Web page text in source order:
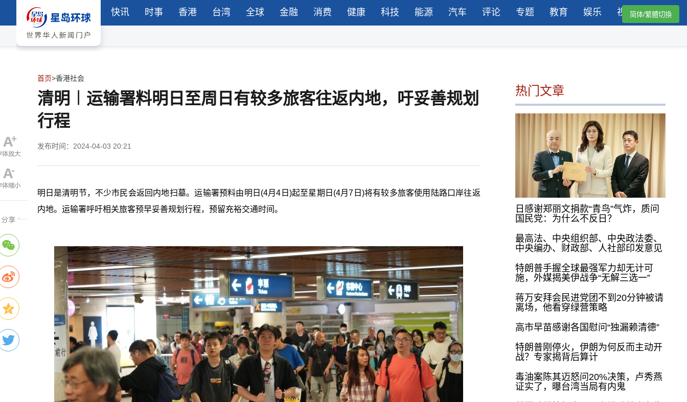
快讯 时事 香港 台湾 全球 金融 消费 健康 科技 能源 汽车 评论 专题 教育 娱乐 视频简体/繁體切換
首页>香港社会
清明︱运输署料明日至周日有较多旅客往返内地，吁妥善规划
行程
发布时间：2024-04-03 20:21
明日是清明节，不少市民会返回内地扫墓。运输署预料由明日(4月4日)起至星期日(4月7日)将有较多旅客使用陆路口岸往返
内地。运输署呼吁相关旅客预早妥善规划行程，预留充裕交通时间。
热门文章
日感谢郑丽文捐款“青鸟”气炸，质问
国民党：为什么不反日？
最高法、中央组织部、中央政法委、
中央编办、财政部、人社部印发意见
特朗普手握全球最强军力却无计可
施，外媒揭美伊战争“无解三选一”
蒋万安拜会民进党团不到20分钟被请
离场，他看穿绿营策略
高市早苗感谢各国慰问“独漏赖清德”
特朗普刚停火，伊朗为何反而主动开
战？专家揭背后算计
毒油案陈其迈怒问20%决策，卢秀燕
证实了，曝台湾当局有内鬼